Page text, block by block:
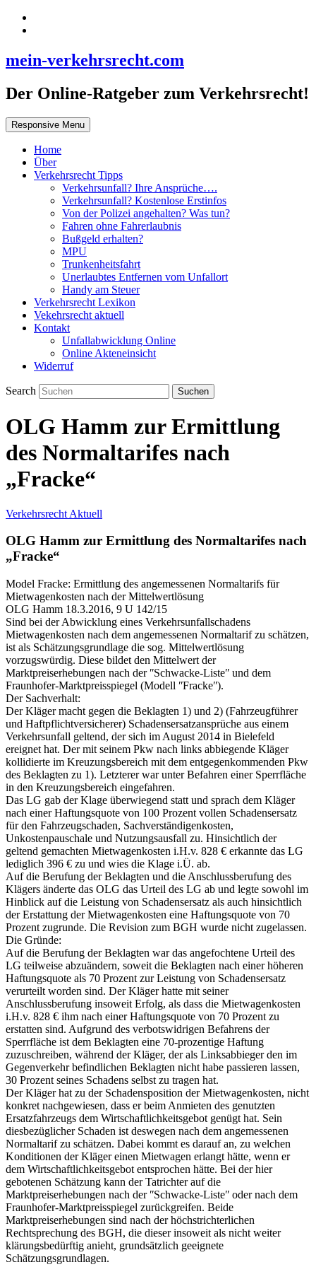
mein-verkehrsrecht.com
Der Online-Ratgeber zum Verkehrsrecht!
Responsive Menu
Home
Über
Verkehrsrecht Tipps
Verkehrsunfall? Ihre Ansprüche….
Verkehrsunfall? Kostenlose Erstinfos
Von der Polizei angehalten? Was tun?
Fahren ohne Fahrerlaubnis
Bußgeld erhalten?
MPU
Trunkenheitsfahrt
Unerlaubtes Entfernen vom Unfallort
Handy am Steuer
Verkehrsrecht Lexikon
Vekehrsrecht aktuell
Kontakt
Unfallabwicklung Online
Online Akteneinsicht
Widerruf
Search
OLG Hamm zur Ermittlung
des Normaltarifes nach
„Fracke“
Verkehrsrecht Aktuell
OLG Hamm zur Ermittlung des Normaltarifes nach
„Fracke“
Model Fracke: Ermittlung des angemessenen Normaltarifs für
Mietwagenkosten nach der Mittelwertlösung
OLG Hamm 18.3.2016, 9 U 142/15
Sind bei der Abwicklung eines Verkehrsunfallschadens
Mietwagenkosten nach dem angemessenen Normaltarif zu schätzen,
ist als Schätzungsgrundlage die sog. Mittelwertlösung
vorzugswürdig. Diese bildet den Mittelwert der
Marktpreiserhebungen nach der ʺSchwacke-Listeʺ und dem
Fraunhofer-Marktpreisspiegel (Modell ʺFrackeʺ).
Der Sachverhalt:
Der Kläger macht gegen die Beklagten 1) und 2) (Fahrzeugführer
und Haftpflichtversicherer) Schadensersatzansprüche aus einem
Verkehrsunfall geltend, der sich im August 2014 in Bielefeld
ereignet hat. Der mit seinem Pkw nach links abbiegende Kläger
kollidierte im Kreuzungsbereich mit dem entgegenkommenden Pkw
des Beklagten zu 1). Letzterer war unter Befahren einer Sperrfläche
in den Kreuzungsbereich eingefahren.
Das LG gab der Klage überwiegend statt und sprach dem Kläger
nach einer Haftungsquote von 100 Prozent vollen Schadensersatz
für den Fahrzeugschaden, Sachverständigenkosten,
Unkostenpauschale und Nutzungsausfall zu. Hinsichtlich der
geltend gemachten Mietwagenkosten i.H.v. 828 € erkannte das LG
lediglich 396 € zu und wies die Klage i.Ü. ab.
Auf die Berufung der Beklagten und die Anschlussberufung des
Klägers änderte das OLG das Urteil des LG ab und legte sowohl im
Hinblick auf die Leistung von Schadensersatz als auch hinsichtlich
der Erstattung der Mietwagenkosten eine Haftungsquote von 70
Prozent zugrunde. Die Revision zum BGH wurde nicht zugelassen.
Die Gründe:
Auf die Berufung der Beklagten war das angefochtene Urteil des
LG teilweise abzuändern, soweit die Beklagten nach einer höheren
Haftungsquote als 70 Prozent zur Leistung von Schadensersatz
verurteilt worden sind. Der Kläger hatte mit seiner
Anschlussberufung insoweit Erfolg, als dass die Mietwagenkosten
i.H.v. 828 € ihm nach einer Haftungsquote von 70 Prozent zu
erstatten sind. Aufgrund des verbotswidrigen Befahrens der
Sperrfläche ist dem Beklagten eine 70-prozentige Haftung
zuzuschreiben, während der Kläger, der als Linksabbieger den im
Gegenverkehr befindlichen Beklagten nicht habe passieren lassen,
30 Prozent seines Schadens selbst zu tragen hat.
Der Kläger hat zu der Schadensposition der Mietwagenkosten, nicht
konkret nachgewiesen, dass er beim Anmieten des genutzten
Ersatzfahrzeugs dem Wirtschaftlichkeitsgebot genügt hat. Sein
diesbezüglicher Schaden ist deswegen nach dem angemessenen
Normaltarif zu schätzen. Dabei kommt es darauf an, zu welchen
Konditionen der Kläger einen Mietwagen erlangt hätte, wenn er
dem Wirtschaftlichkeitsgebot entsprochen hätte. Bei der hier
gebotenen Schätzung kann der Tatrichter auf die
Marktpreiserhebungen nach der ʺSchwacke-Listeʺ oder nach dem
Fraunhofer-Marktpreisspiegel zurückgreifen. Beide
Marktpreiserhebungen sind nach der höchstrichterlichen
Rechtsprechung des BGH, die dieser insoweit als nicht weiter
klärungsbedürftig anieht, grundsätzlich geeignete
Schätzungsgrundlagen.